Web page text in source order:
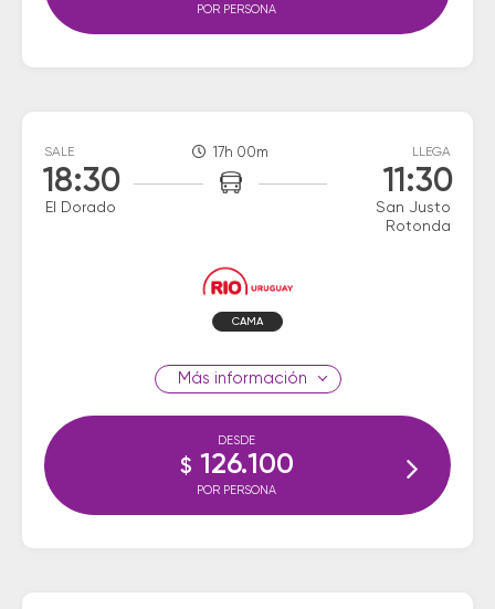
POR PERSONA
SALE
18:30
El Dorado
17h 00m LLEGA
11:30
San Justo
Rotonda
CAMA
información
DESDE
$ 126.100
POR PERSONA